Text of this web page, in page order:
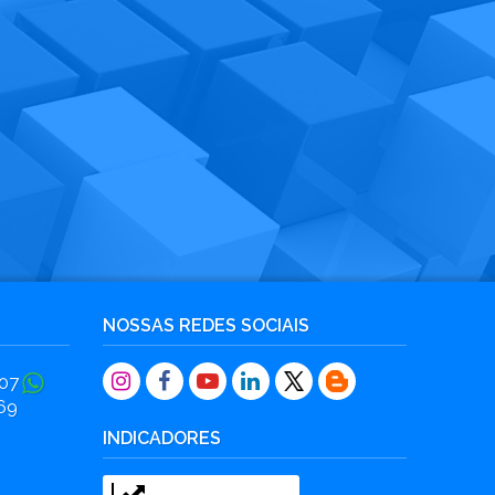
NOSSAS REDES SOCIAIS
INDICADORES